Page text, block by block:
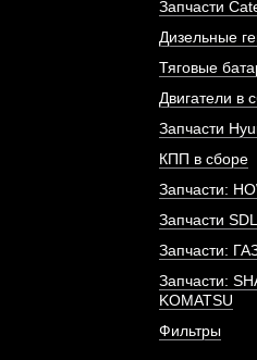
Распредвал двигателя Sinotruk
D12 HOWO A7
АРТИКУЛ: VG1246050038
ПОД ЗАКАЗ
Двигатели в
КПП в сборе
Запчасти
Запчасти
Запчасти:
KOMATSU
Запчасти:
Запчасти:
Фильтры
Запчасти
Дизельные
Тяговые